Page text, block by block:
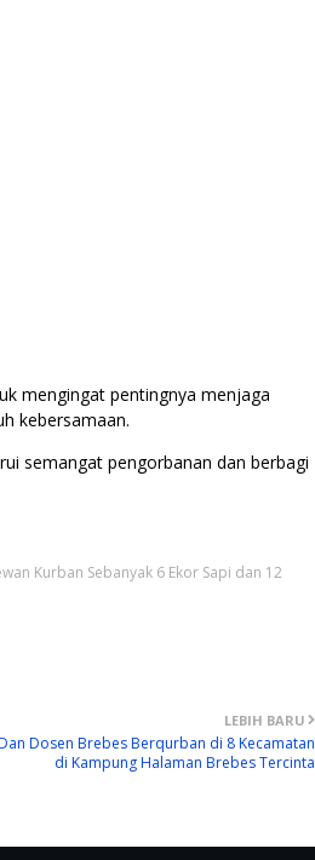
mengingat pentingnya menjaga
kebersamaan.
semangat pengorbanan dan berbagi
Kurban Sebanyak 6 Ekor Sapi dan 12
LEBIH BARU
Dosen Brebes Berqurban di 8 Kecamatan
di Kampung Halaman Brebes Tercinta